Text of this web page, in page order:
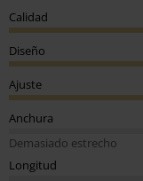
Calidad
Diseño
Ajuste
Anchura
Demasiado estrecho
Longitud